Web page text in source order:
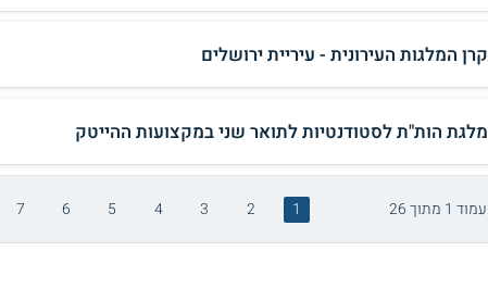
קרן המלגות העירונית - עיריית ירושלים
מלגת הות"ת לסטודנטיות לתואר שני במקצועות ההייטק
עמוד 1 מתוך 26 1
2
3
4
5
6
7